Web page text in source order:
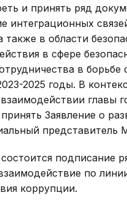
и принять ряд
интеграционных
в области
в сфере
в борьбе
2025 годы. В
главы
Заявление о
представитель
подписание
по
коррупции.